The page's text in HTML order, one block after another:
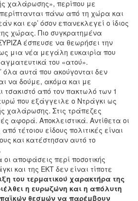
χαλάρωσης», περίπου με
πάνω από τη χώρα και
και εφ’ όσον επανεκλεγεί ο ίδιος
χώρας. Πιο συγκρατημένα
έσπευσε να θεωρήσει την
μια νέα μεγάλη ευκαιρία που
του «ατού».
όλα αυτά που ακούγονται δεν
να δούμε, ακόμα και με
τσακιστό από τον πακτωλό των 1
που εξάγγειλε ο Ντράγκι ως
χαλάρωσης. Στις τράπεζες
αφορά. Αποκλειστικά. Αντίθετα οι
τέτοιου είδους πολιτικές είναι
και κατέστησαν αυτό το
αποφάσεις περί ποσοτικής
και της ΕΚΤ δεν είναι τίποτε
του τερματικού χαρακτήρα της
η ευρωζώνη και η απόλυτη
θεσμών να παρέμβουν